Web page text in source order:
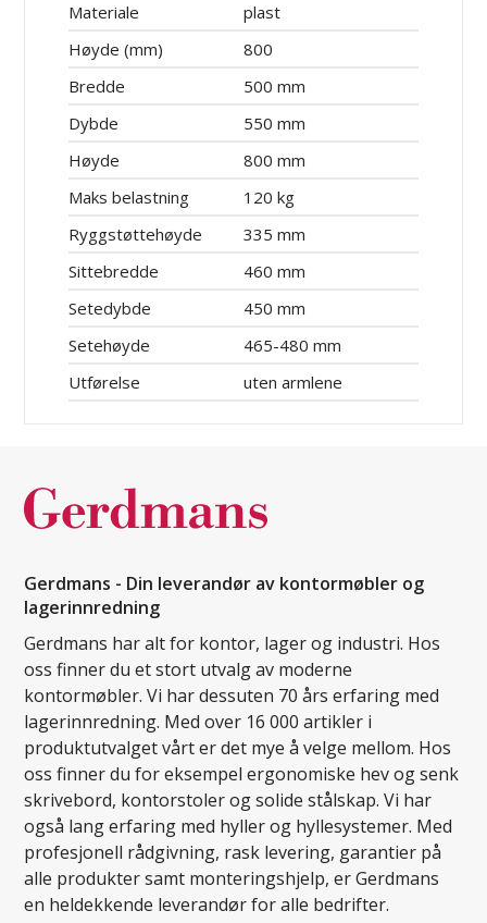
Materiale
plast
Høyde (mm)
800
Bredde
500 mm
Dybde
550 mm
Høyde
800 mm
Maks belastning
120 kg
Ryggstøttehøyde
335 mm
Sittebredde
460 mm
Setedybde
450 mm
Setehøyde
465-480 mm
Utførelse
uten armlene
Gerdmans - Din leverandør av kontormøbler og
lagerinnredning
Gerdmans har alt for kontor, lager og industri. Hos
oss finner du et stort utvalg av moderne
kontormøbler. Vi har dessuten 70 års erfaring med
lagerinnredning. Med over 16 000 artikler i
produktutvalget vårt er det mye å velge mellom. Hos
oss finner du for eksempel ergonomiske hev og senk
skrivebord, kontorstoler og solide stålskap. Vi har
også lang erfaring med hyller og hyllesystemer. Med
profesjonell rådgivning, rask levering, garantier på
alle produkter samt monteringshjelp, er Gerdmans
en heldekkende leverandør for alle bedrifter.